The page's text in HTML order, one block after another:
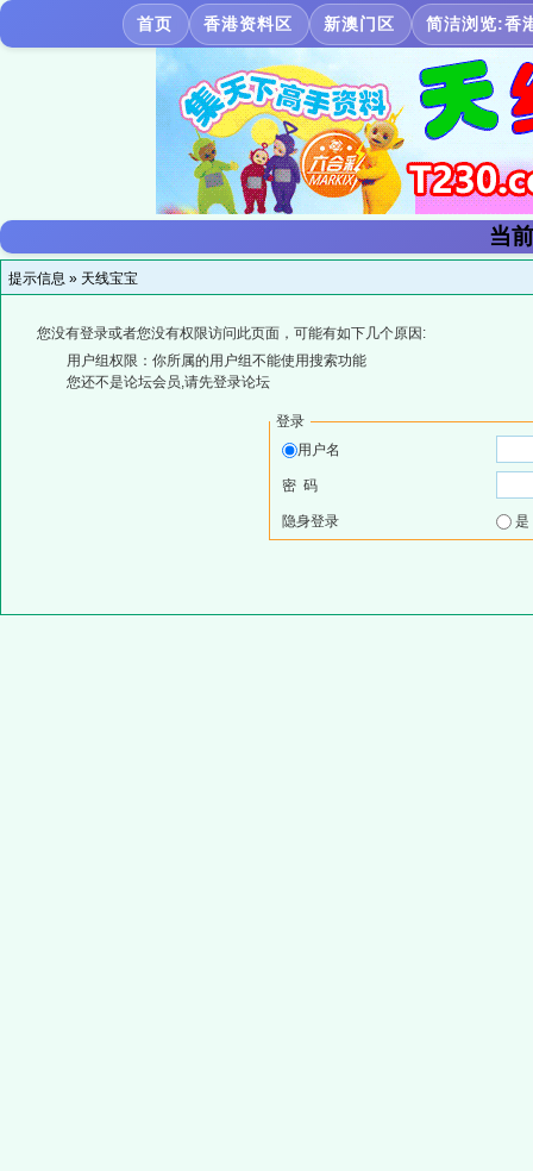
首页 香港资料区 新澳门区 简洁浏览:香
当
提示信息 » 天线宝宝
您没有登录或者您没有权限访问此页面，可能有如下几个原因:
用户组权限：你所属的用户组不能使用搜索功能
您还不是论坛会员,请先登录论坛
登录
用户名
密 码
隐身登录